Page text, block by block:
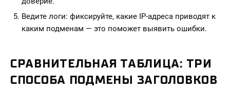
Ведите логи: фиксируйте, какие IP-адреса приводят к
каким подменам — это поможет выявить ошибки.
СРАВНИТЕЛЬНАЯ ТАБЛИЦА: ТРИ
СПОСОБА ПОДМЕНЫ ЗАГОЛОВКОВ